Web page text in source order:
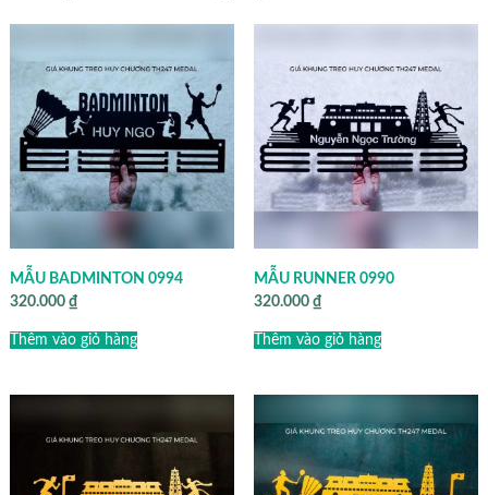
MẪU BADMINTON 0994
320.000 ₫
Thêm vào giỏ hàng
MẪU RUNNER 0990
320.000 ₫
Thêm vào giỏ hàng